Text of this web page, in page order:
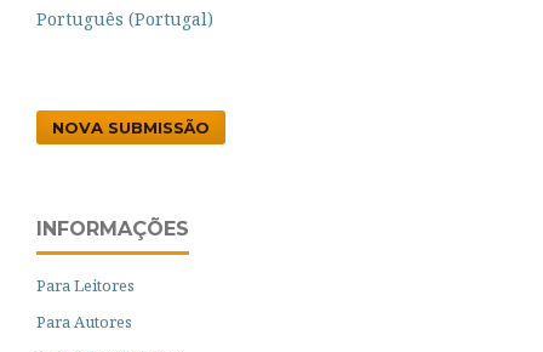
Português (Portugal)
NOVA SUBMISSÃO
INFORMAÇÕES
Para Leitores
Para Autores